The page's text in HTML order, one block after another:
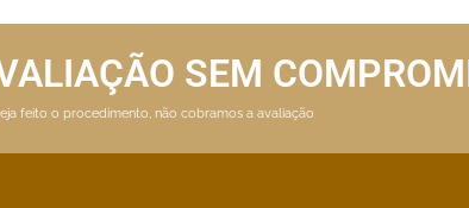
SEM
feito o procedimento, não cobramos a avaliação